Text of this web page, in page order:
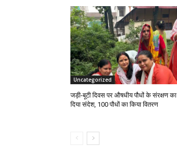
Uncategorized
जड़ी-बूटी दिवस पर औषधीय पौधों के संरक्षण का
दिया संदेश, 100 पौधों का किया वितरण